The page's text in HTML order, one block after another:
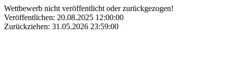
Wettbewerb nicht veröffentlicht oder zurückgezogen!
Veröffentlichen: 20.08.2025 12:00:00
Zurückziehen: 31.05.2026 23:59:00